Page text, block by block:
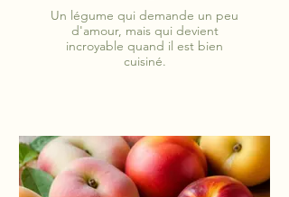
Un légume qui demande un peu
d'amour, mais qui devient
incroyable quand il est bien
cuisiné.